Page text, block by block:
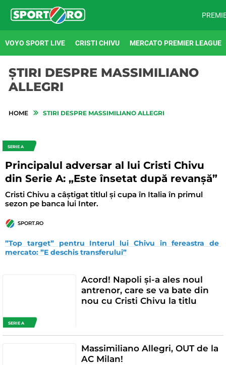
VOYO SPORT LIVE CRISTI CHIVU MERCATO PREMIER LEAGUE
ȘTIRI DESPRE MASSIMILIANO
ALLEGRI
HOME STIRI DESPRE MASSIMILIANO ALLEGRI
SERIE A
Principalul adversar al lui Cristi Chivu
din Serie A: „Este însetat după revanșă”
Cristi Chivu a câștigat titlul și cupa în Italia în primul
sezon pe banca lui Inter.
SPORT.RO
”Top target” pentru Interul lui Chivu în fereastra de
mercato: ”E deschis transferului”
SERIE A
Acord! Napoli și-a ales noul
antrenor, care se va bate din
nou cu Cristi Chivu la titlu
Massimiliano Allegri, OUT de la
AC Milan!